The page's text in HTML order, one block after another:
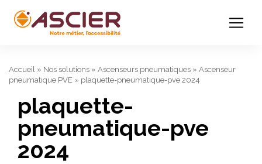
Accueil » Nos solutions » Ascenseurs pneumatiques » Ascenseur
pneumatique PVE » plaquette-pneumatique-pve 2024
plaquette-
pneumatique-pve
2024